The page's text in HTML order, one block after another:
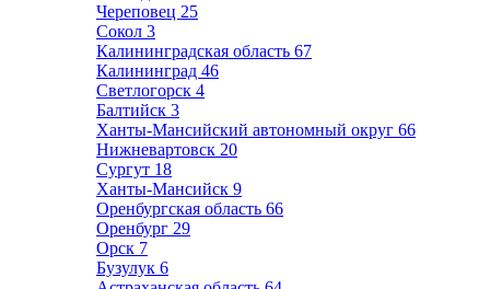
Череповец 25
Сокол 3
Калининградская область 67
Калининград 46
Светлогорск 4
Балтийск 3
Ханты-Мансийский автономный округ 66
Нижневартовск 20
Сургут 18
Ханты-Мансийск 9
Оренбургская область 66
Оренбург 29
Орск 7
Бузулук 6